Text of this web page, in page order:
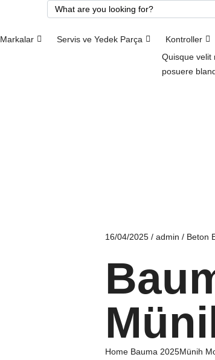
Markalar Servis ve Yedek Parça Kontroller
Quisque velit
posuere
16/04/2025 / admin / Beton
Home Bauma 2025Münih